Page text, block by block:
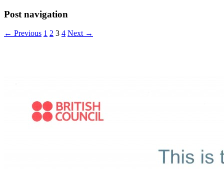
Post navigation
← Previous 1 2 3 4 Next →